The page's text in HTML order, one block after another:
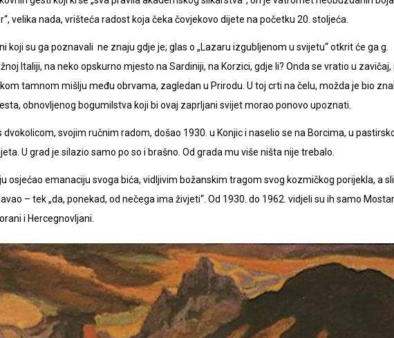
velika nada, vrišteća radost koja čeka čovjekovo dijete na početku 20. stoljeća.
koji su ga poznavali ne znaju gdje je; glas o „Lazaru izgubljenom u svijetu“ otkrit će ga g.
Italiji, na neko opskurno mjesto na Sardiniji, na Korzici, gdje li? Onda se vratio u zavičaj,
tamnom mišlju među obrvama, zagledan u Prirodu. U toj crti na čelu, možda je bio
obnovljenog bogumilstva koji bi ovaj zaprljani svijet morao ponovo upoznati.
dvokolicom, svojim ručnim radom, došao 1930. u Konjic i naselio se na Borcima, u
U grad je silazio samo po so i brašno. Od grada mu više ništa nije trebalo.
osjećao emanaciju svoga bića, vidljivim božanskim tragom svog kozmičkog porijekla, a
– tek „da, ponekad, od nečega ima živjeti“. Od 1930. do 1962. vidjeli su ih samo
i Hercegnovljani.